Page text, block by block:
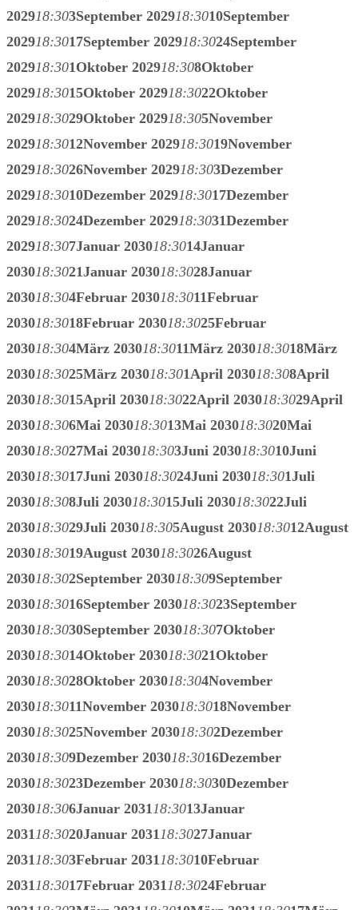
202918:303September 202918:3010September
202918:3017September 202918:3024September
202918:301Oktober 202918:308Oktober
202918:3015Oktober 202918:3022Oktober
202918:3029Oktober 202918:305November
202918:3012November 202918:3019November
202918:3026November 202918:303Dezember
202918:3010Dezember 202918:3017Dezember
202918:3024Dezember 202918:3031Dezember
202918:307Januar 203018:3014Januar
203018:3021Januar 203018:3028Januar
203018:304Februar 203018:3011Februar
203018:3018Februar 203018:3025Februar
203018:304März 203018:3011März 203018:3018März
203018:3025März 203018:301April 203018:308April
203018:3015April 203018:3022April 203018:3029April
203018:306Mai 203018:3013Mai 203018:3020Mai
203018:3027Mai 203018:303Juni 203018:3010Juni
203018:3017Juni 203018:3024Juni 203018:301Juli
203018:308Juli 203018:3015Juli 203018:3022Juli
203018:3029Juli 203018:305August 203018:3012August
203018:3019August 203018:3026August
203018:302September 203018:309September
203018:3016September 203018:3023September
203018:3030September 203018:307Oktober
203018:3014Oktober 203018:3021Oktober
203018:3028Oktober 203018:304November
203018:3011November 203018:3018November
203018:3025November 203018:302Dezember
203018:309Dezember 203018:3016Dezember
203018:3023Dezember 203018:3030Dezember
203018:306Januar 203118:3013Januar
203118:3020Januar 203118:3027Januar
203118:303Februar 203118:3010Februar
203118:3017Februar 203118:3024Februar